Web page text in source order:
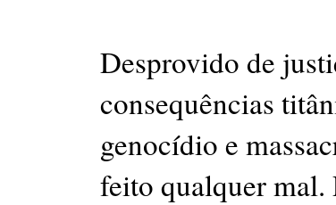
Desprovido de
consequências
genocídio e
feito qualquer mal.